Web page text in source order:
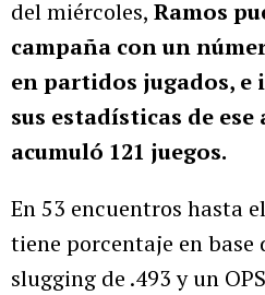
del miércoles, Ramos
campaña con un
en partidos jugados, e
sus estadísticas de ese
acumuló 121 juegos.
En 53 encuentros hasta
tiene porcentaje en base
slugging de .493 y un